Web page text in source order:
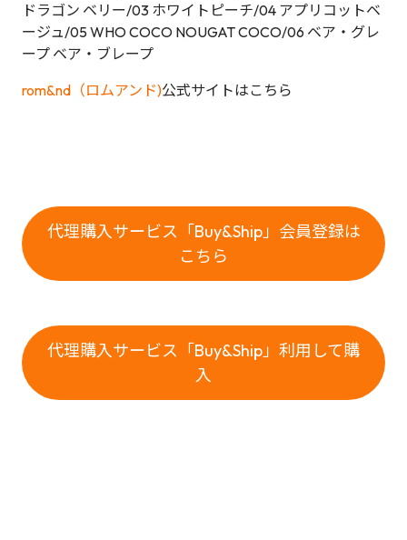
ドラゴン ベリー/03 ホワイトピーチ/04 アプリコットベ
ージュ/05 WHO COCO NOUGAT COCO/06 ベア・グレ
ープ ベア・ブレープ
rom&nd（ロムアンド)公式サイトはこちら
代理購入サービス「Buy&Ship」会員登録は
こちら
代理購入サービス「Buy&Ship」利用して購
入